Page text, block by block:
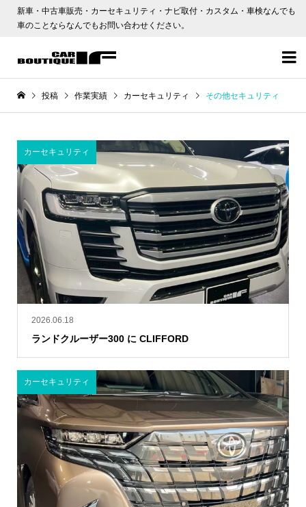
新車・中古車販売・カーセキュリティ・ナビ取付・カスタム・車検なんでも
車のことならなんでもお問い合わせください。

投稿 作業実績 カーセキュリティ その他セキュリティ
2026.06.18
ランドクルーザー300 に CLIFFORD
カーセキュリティ
カーセキュリティ